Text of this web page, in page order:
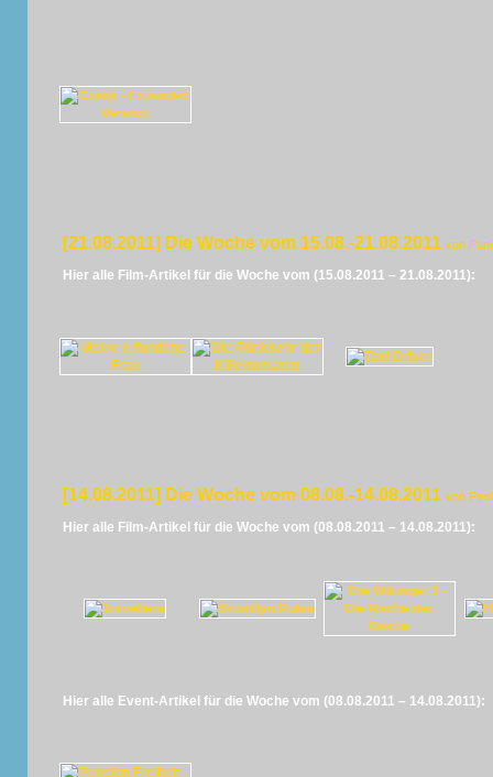
[21.08.2011] Die Woche vom 15.08.-21.08.2011 von
Hier alle Film-Artikel für die Woche vom (15.08.2011 – 21.08.2011):
[14.08.2011] Die Woche vom 08.08.-14.08.2011 von
Hier alle Film-Artikel für die Woche vom (08.08.2011 – 14.08.2011):
Hier alle Event-Artikel für die Woche vom (08.08.2011 – 14.08.2011):